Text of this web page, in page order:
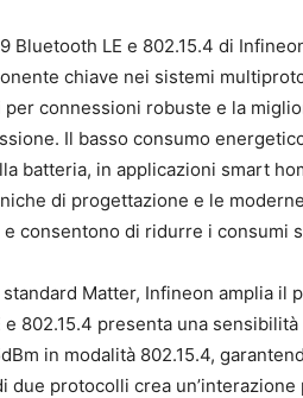
Bluetooth LE e 802.15.4 di
chiave nei sistemi
connessioni robuste e la
Il basso consumo
batteria, in applicazioni smart
di progettazione e le
consentono di ridurre i consumi
Matter, Infineon amplia
e 802.15.4 presenta una
in modalità 802.15.4,
due protocolli crea